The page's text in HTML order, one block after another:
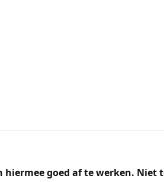
goed af te werken. Niet